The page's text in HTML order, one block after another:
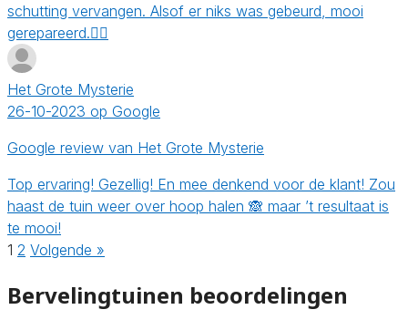
schutting vervangen. Alsof er niks was gebeurd, mooi
gerepareerd.👍🏻
Het Grote Mysterie
26-10-2023 op Google
Google review van Het Grote Mysterie
Top ervaring! Gezellig! En mee denkend voor de klant! Zou
haast de tuin weer over hoop halen 🙈 maar ’t resultaat is
te mooi!
1 2 Volgende »
Bervelingtuinen beoordelingen